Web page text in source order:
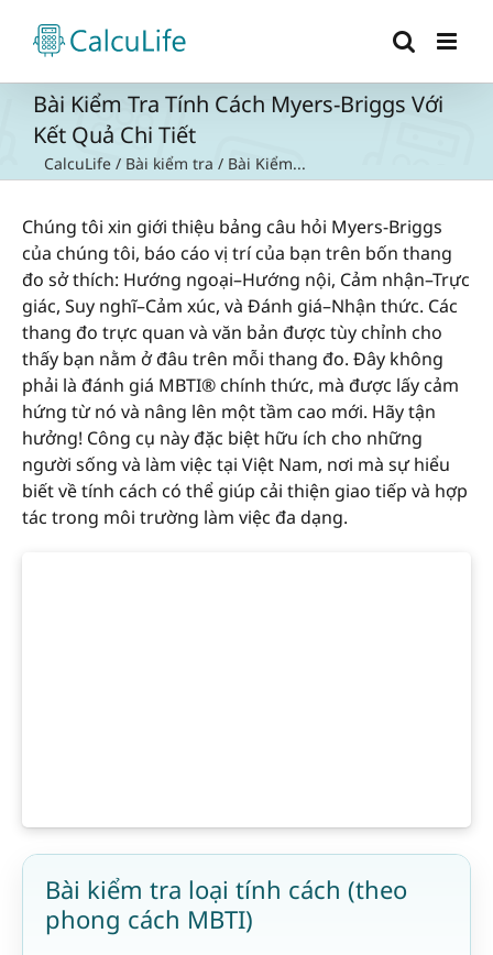
content
Bài Kiểm Tra Tính Cách Myers-Briggs Với
Kết Quả Chi Tiết
CalcuLife / Bài kiểm tra / Bài Kiểm...
Chúng tôi xin giới thiệu bảng câu hỏi Myers-Briggs
của chúng tôi, báo cáo vị trí của bạn trên bốn thang
đo sở thích: Hướng ngoại–Hướng nội, Cảm nhận–Trực
giác, Suy nghĩ–Cảm xúc, và Đánh giá–Nhận thức. Các
thang đo trực quan và văn bản được tùy chỉnh cho
thấy bạn nằm ở đâu trên mỗi thang đo. Đây không
phải là đánh giá MBTI® chính thức, mà được lấy cảm
hứng từ nó và nâng lên một tầm cao mới. Hãy tận
hưởng! Công cụ này đặc biệt hữu ích cho những
người sống và làm việc tại Việt Nam, nơi mà sự hiểu
biết về tính cách có thể giúp cải thiện giao tiếp và hợp
tác trong môi trường làm việc đa dạng.
Bài kiểm tra loại tính cách (theo
phong cách MBTI)